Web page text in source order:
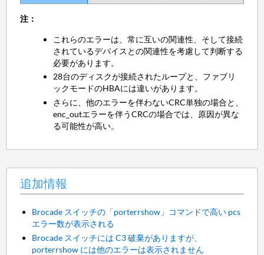
注：
これらのエラーは、常に互いの関連性、そして接続
されているデバイスとの関連性を考慮して判断する
必要があります。
28台のディスクが接続されたループと、ファブリ
ックモードのHBAには違いがあります。
さらに、他のエラーを伴わないCRC単独の場合と、
enc_outエラーを伴うCRCの場合では、原因が異な
る可能性が高い。
追加情報
Brocade スイッチの「porterrshow」コマンドで高い pcs
エラー数が表示される
Brocade スイッチには C3 破棄がありますが、
porterrshow には他のエラーは表示されません